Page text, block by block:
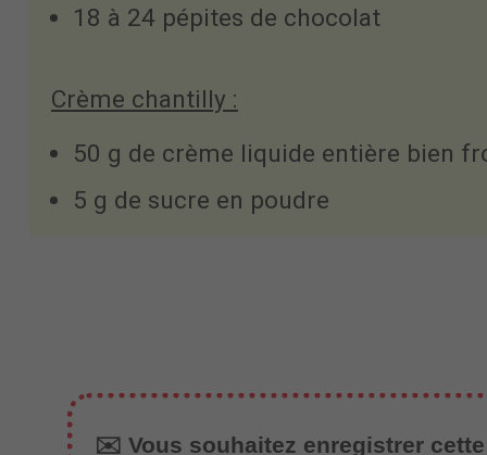
18 à 24 pépites de chocolat
Crème chantilly :
50 g de crème liquide entière bien
5 g de sucre en poudre
✉️ Vous souhaitez enregistrer